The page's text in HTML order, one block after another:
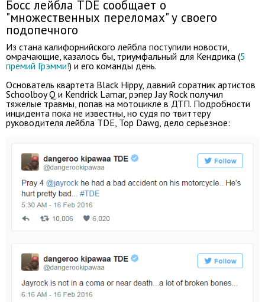
Босс лейбла TDE сообщает о
"множественных переломах" у своего
подопечного
Из стана калифорнийского лейбла поступили новости,
омрачающие, казалось бы, триумфальный для Кендрика (5
премий Грэмми!) и его команды день.
Основатель квартета Black Hippy, давний соратник артистов
Schoolboy Q и Kendrick Lamar, рэпер Jay Rock получил
тяжелые травмы, попав на мотоцикле в ДТП. Подробности
инцидента пока не известны, но судя по твиттеру
руководителя лейбла TDE, Top Dawg, дело серьезное: